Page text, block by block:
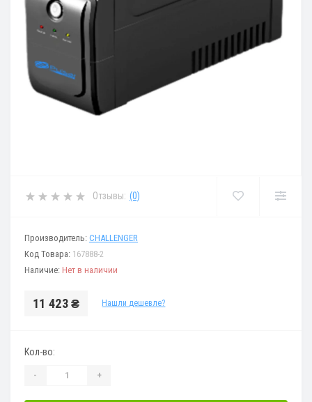
Отзывы: (0)
Производитель: CHALLENGER
Код Товара: 167888-2
Наличие: Нет в наличии
11 423 ₴ Нашли дешевле?
Кол-во:
- +